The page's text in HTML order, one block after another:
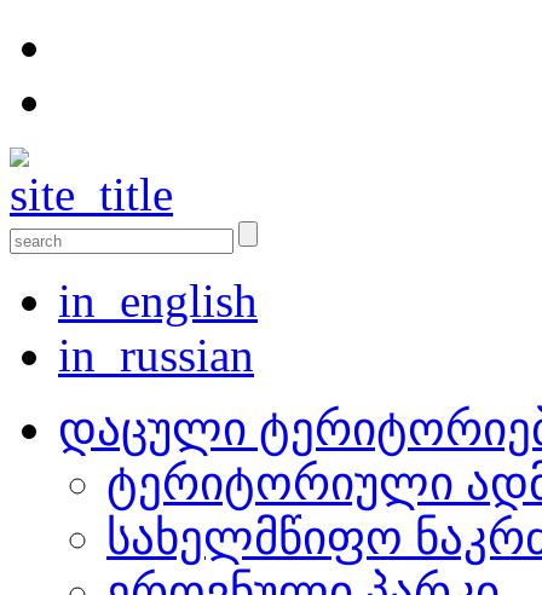
in_english
in_russian
დაცული
ტერიტორიული
სახელმწიფო